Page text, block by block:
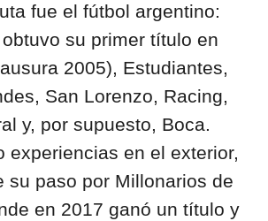
fue el fútbol argentino:
su primer título en
2005), Estudiantes,
San Lorenzo, Racing,
y, por supuesto, Boca.
experiencias en el exterior,
su paso por Millonarios de
en 2017 ganó un título y